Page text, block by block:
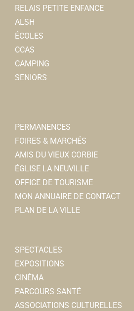
RELAIS PETITE ENFANCE
ALSH
ÉCOLES
CCAS
CAMPING
SENIORS
PERMANENCES
FOIRES & MARCHÉS
AMIS DU VIEUX CORBIE
ÉGLISE LA NEUVILLE
OFFICE DE TOURISME
MON ANNUAIRE DE CONTACT
PLAN DE LA VILLE
SPECTACLES
EXPOSITIONS
CINÉMA
PARCOURS SANTÉ
ASSOCIATIONS CULTURELLES